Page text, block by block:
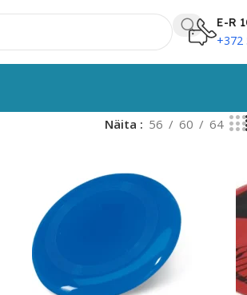
E-R
+372
Näita 56 60 64